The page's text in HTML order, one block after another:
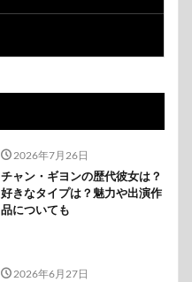
2026年7月26日
チャン・ギヨンの歴代彼女は？
好きなタイプは？魅力や出演作
品についても
2026年6月27日